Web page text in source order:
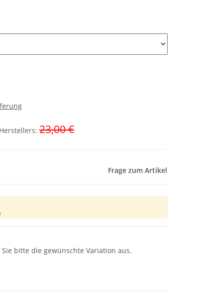
: 23,00 €
Frage zum Artikel
bitte die gewünschte Variation aus.